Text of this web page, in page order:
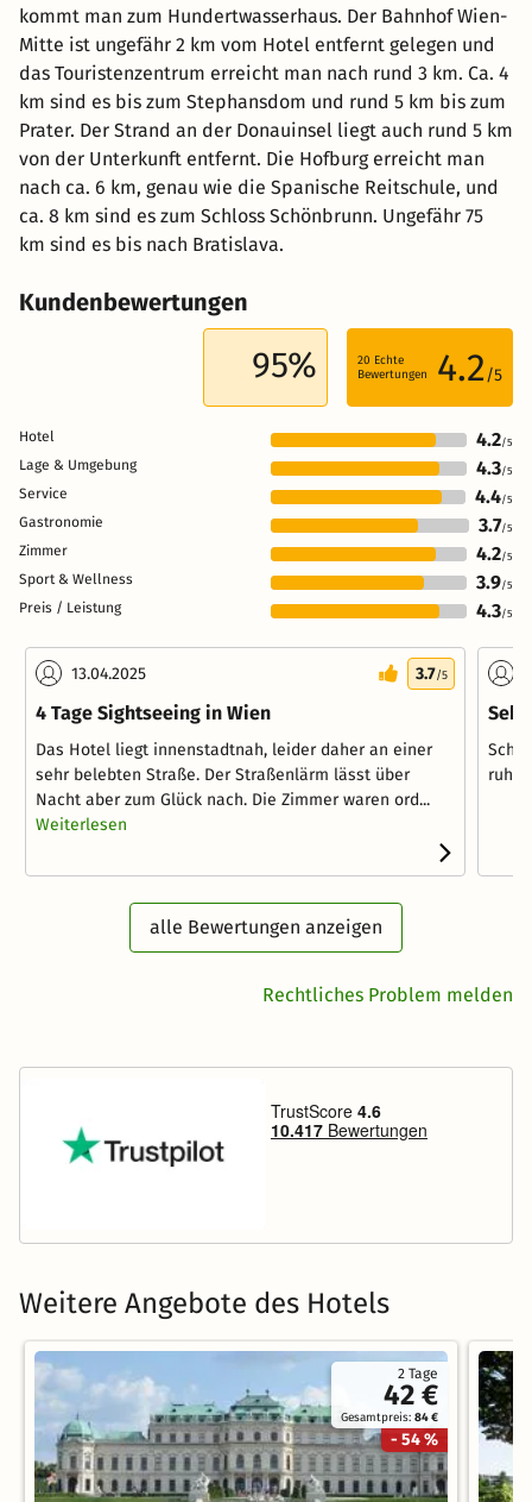
kommt man zum Hundertwasserhaus. Der Bahnhof Wien-
Mitte ist ungefähr 2 km vom Hotel entfernt gelegen und
das Touristenzentrum erreicht man nach rund 3 km. Ca. 4
km sind es bis zum Stephansdom und rund 5 km bis zum
Prater. Der Strand an der Donauinsel liegt auch rund 5 km
von der Unterkunft entfernt. Die Hofburg erreicht man
nach ca. 6 km, genau wie die Spanische Reitschule, und
ca. 8 km sind es zum Schloss Schönbrunn. Ungefähr 75
km sind es bis nach Bratislava.
Kundenbewertungen
95% 20 Echte
Bewertungen
4.2 /5
Hotel 4.2/5
Lage & Umgebung 4.3/5
Service 4.4/5
Gastronomie 3.7/5
Zimmer 4.2/5
Sport & Wellness 3.9/5
Preis / Leistung 4.3/5
13.04.2025 3.7/5
4 Tage Sightseeing in Wien
Das Hotel liegt innenstadtnah, leider daher an einer
sehr belebten Straße. Der Straßenlärm lässt über
Nacht aber zum Glück nach. Die Zimmer waren ord...
Weiterlesen
ruhig
alle Bewertungen anzeigen
Rechtliches Problem melden
Weitere Angebote des Hotels
2 Tage
42 €
Gesamtpreis:84 €
- 54 %